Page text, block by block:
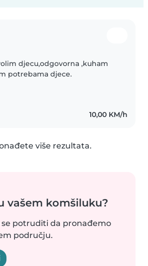
djecu,odgovorna ,kuham
potrebama djece.
10,00 KM/h
više rezultata.
vašem komšiluku?
potruditi da pronađemo
području.